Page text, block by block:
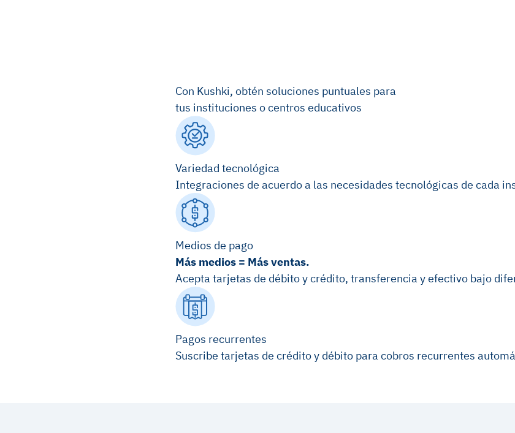
Con Kushki, obtén soluciones puntuales para
tus instituciones o centros educativos
Variedad tecnológica
Integraciones de acuerdo a las necesidades tecnológicas de cada
Medios de pago
Más medios = Más ventas.
Acepta tarjetas de débito y crédito, transferencia y efectivo bajo
Pagos recurrentes
Suscribe tarjetas de crédito y débito para cobros recurrentes